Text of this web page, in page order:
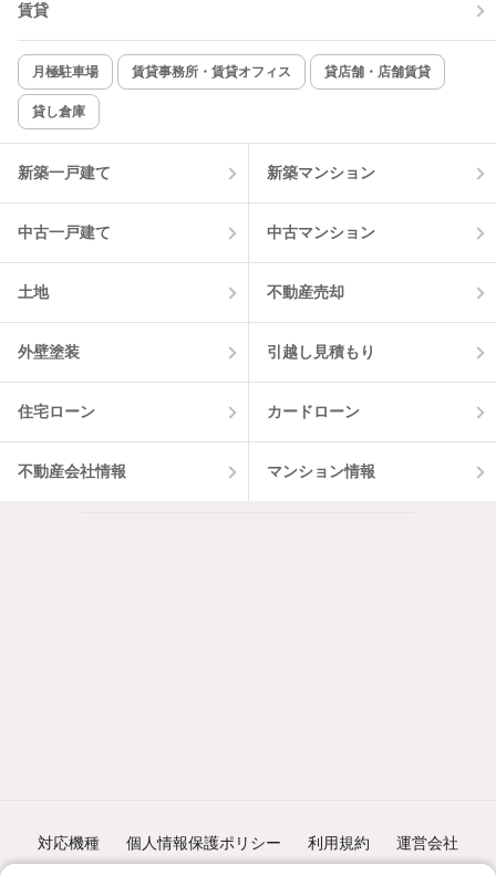
賃貸
月極駐車場 賃貸事務所・賃貸オフィス 貸店舗・店舗賃貸
貸し倉庫
新築一戸建て 新築マンション
中古一戸建て 中古マンション
土地 不動産売却
外壁塗装 引越し見積もり
住宅ローン カードローン
不動産会社情報 マンション情報
対応機種 個人情報保護ポリシー 利用規約 運営会社